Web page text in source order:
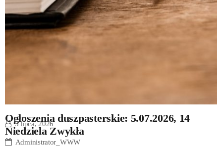
Ogłoszenia duszpasterskie: 5.07.2026, 14
Niedziela Zwykła
5 lipca, 2026
Administrator_WWW